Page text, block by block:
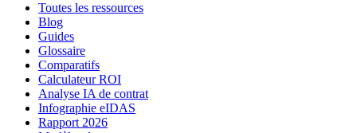
Toutes les ressources
Blog
Guides
Glossaire
Comparatifs
Calculateur ROI
Analyse IA de contrat
Infographie eIDAS
Rapport 2026